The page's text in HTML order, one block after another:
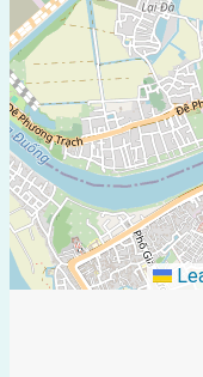
Cần bán 50m2(5×10)
2,5m hướng Bắc